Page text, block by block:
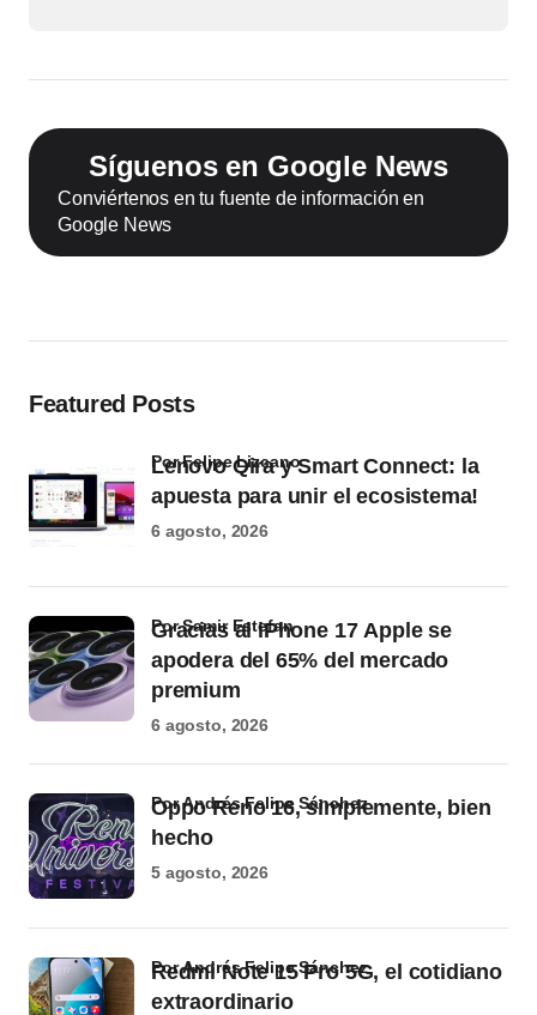
Síguenos en Google News
Conviértenos en tu fuente de información en
Google News
Featured Posts
Lenovo Qira y Smart Connect: la
apuesta para unir el ecosistema!
por Felipe Lizcano
6 agosto, 2026
Gracias al iPhone 17 Apple se
apodera del 65% del mercado
premium
por Samir Estefan
6 agosto, 2026
Oppo Reno 16, simplemente, bien
hecho
por Andrés Felipe Sánchez
5 agosto, 2026
Redmi Note 15 Pro 5G, el cotidiano
extraordinario
por Andrés Felipe Sánchez